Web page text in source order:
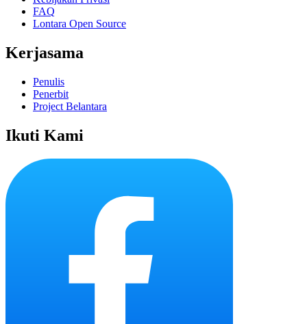
FAQ
Lontara Open Source
Kerjasama
Penulis
Penerbit
Project Belantara
Ikuti Kami